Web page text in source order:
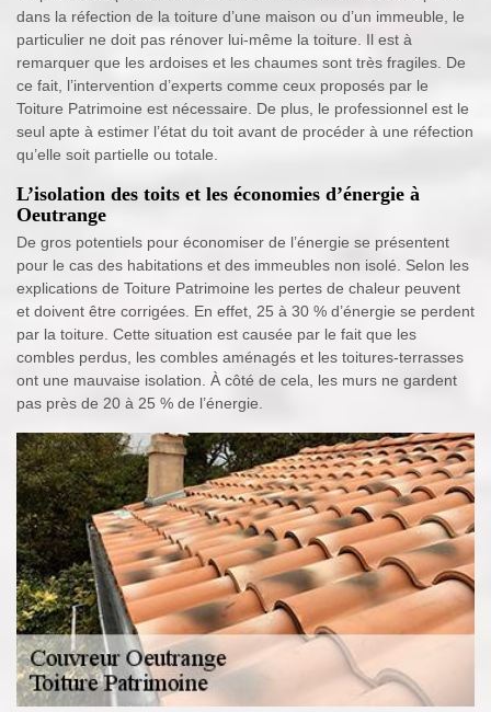
dans la réfection de la toiture d’une maison ou d’un immeuble, le
particulier ne doit pas rénover lui-même la toiture. Il est à
remarquer que les ardoises et les chaumes sont très fragiles. De
ce fait, l’intervention d’experts comme ceux proposés par le
Toiture Patrimoine est nécessaire. De plus, le professionnel est le
seul apte à estimer l’état du toit avant de procéder à une réfection
qu’elle soit partielle ou totale.
L’isolation des toits et les économies d’énergie à
Oeutrange
De gros potentiels pour économiser de l’énergie se présentent
pour le cas des habitations et des immeubles non isolé. Selon les
explications de Toiture Patrimoine les pertes de chaleur peuvent
et doivent être corrigées. En effet, 25 à 30 % d’énergie se perdent
par la toiture. Cette situation est causée par le fait que les
combles perdus, les combles aménagés et les toitures-terrasses
ont une mauvaise isolation. À côté de cela, les murs ne gardent
pas près de 20 à 25 % de l’énergie.